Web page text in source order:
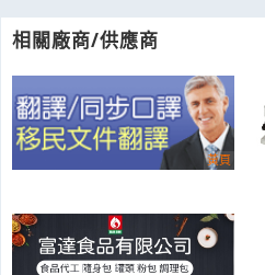
相關廠商/供應商